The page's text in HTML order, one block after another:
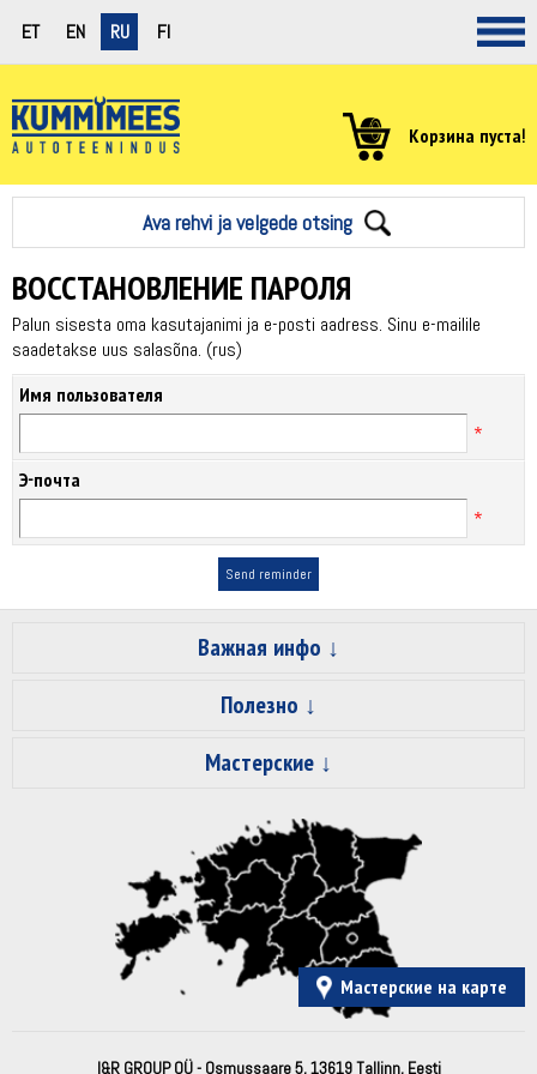
ET EN RU FI
Корзина пуста!
Ava rehvi ja velgede otsing
ВОССТАНОВЛЕНИЕ ПАРОЛЯ
Palun sisesta oma kasutajanimi ja e-posti aadress. Sinu e-mailile
saadetakse uus salasõna. (rus)
Имя пользователя
Э-почта
Важная инфо
Полезно
Мастерские
Мастерские на карте
I&R GROUP OÜ - Osmussaare 5, 13619 Tallinn, Eesti